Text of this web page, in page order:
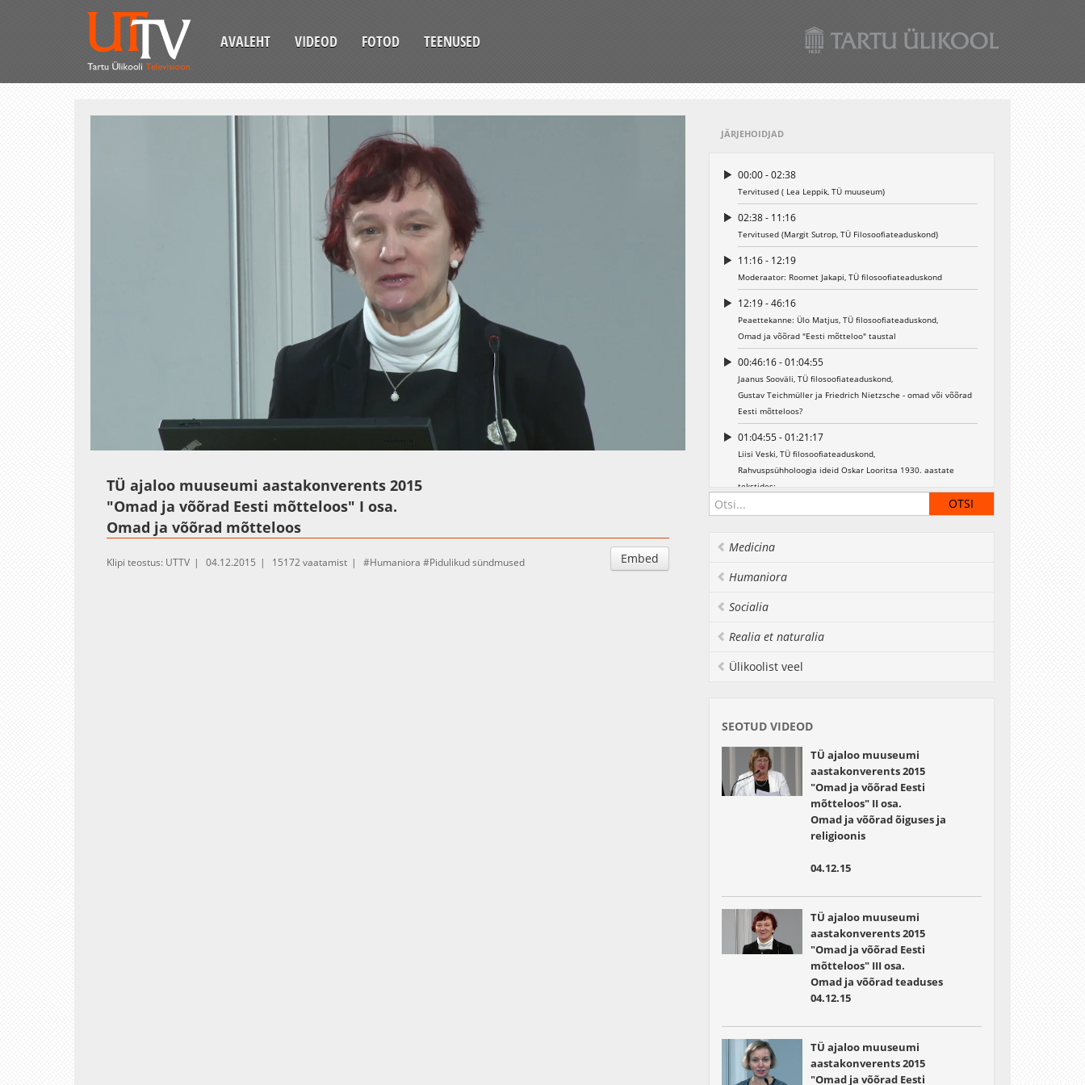
AVALEHT VIDEOD FOTOD TEENUSED
Unmute Loaded:
0.25%
Esituskiirused
TÜ ajaloo muuseumi aastakonverents 2015
"Omad ja võõrad Eesti mõtteloos" I osa.
Omad ja võõrad mõtteloos
Embed
Klipi teostus: UTTV 04.12.2015 15172 vaatamist Humaniora Pidulikud sündmused
JÄRJEHOIDJAD
00:00 - 02:38
Tervitused ( Lea Leppik, TÜ muuseum)
02:38 - 11:16
Tervitused (Margit Sutrop, TÜ Filosoofiateaduskond)
11:16 - 12:19
Moderaator: Roomet Jakapi, TÜ filosoofiateaduskond
12:19 - 46:16
Peaettekanne: Ülo Matjus, TÜ filosoofiateaduskond,
Omad ja võõrad "Eesti mõtteloo" taustal
00:46:16 - 01:04:55
Jaanus Sooväli, TÜ filosoofiateaduskond,
Gustav Teichmüller ja Friedrich Nietzsche - omad või võõrad
Eesti mõtteloos?
01:04:55 - 01:21:17
Liisi Veski, TÜ filosoofiateaduskond,
Rahvuspsühholoogia ideid Oskar Looritsa 1930. aastate
tekstides:
Silvi Salupere, TÜ filosoofiateaduskond,
Peeter Müürsepp, TTÜ,
Diskussioon
Medicina
Humaniora
Socialia
Realia et naturalia
Ülikoolist veel
SEOTUD VIDEOD
TÜ ajaloo muuseumi
aastakonverents 2015
"Omad ja võõrad Eesti
mõtteloos" II osa.
Omad ja võõrad õiguses ja
religioonis
04.12.15
TÜ ajaloo muuseumi
aastakonverents 2015
"Omad ja võõrad Eesti
mõtteloos" III osa.
Omad ja võõrad teaduses
04.12.15
TÜ ajaloo muuseumi
aastakonverents 2015
"Omad ja võõrad Eesti